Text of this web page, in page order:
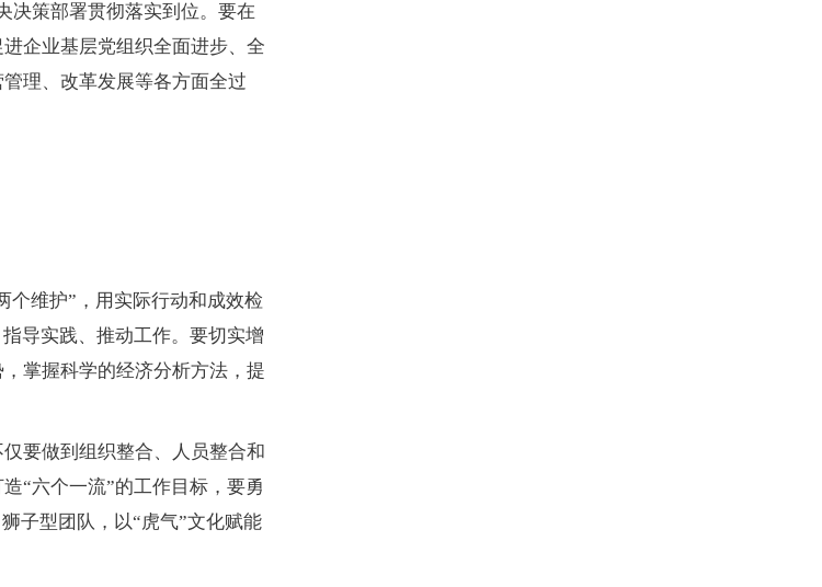
决策部署贯彻落实到位。要在
企业基层党组织全面进步、全
理、改革发展等各方面全过
个维护”，用实际行动和成效检
导实践、推动工作。要切实增
掌握科学的经济分析方法，提
要做到组织整合、人员整合和
“六个一流”的工作目标，要勇
子型团队，以“虎气”文化赋能